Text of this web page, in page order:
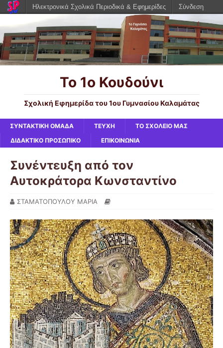
Το 1ο Κουδούνι
Σχολική Εφημερίδα του 1ου Γυμνασίου Καλαμάτας
ΣΥΝΤΑΚΤΙΚΗ ΟΜΑΔΑ ΤΕΥΧΗ
ΤΟ ΣΧΟΛΕΙΟ ΜΑΣ
ΔΙΔΑΚΤΙΚΟ ΠΡΟΣΩΠΙΚΟ
ΕΠΙΚΟΙΝΩΝΙΑ
Συνέντευξη από τον
Αυτοκράτορα Κωνσταντίνο
ΣΤΑΜΑΤΟΠΟΥΛΟΥ ΜΑΡΙΑ
Ηλεκτρονικά Σχολικά Περιοδικά & Εφημερίδες Σύνδεση